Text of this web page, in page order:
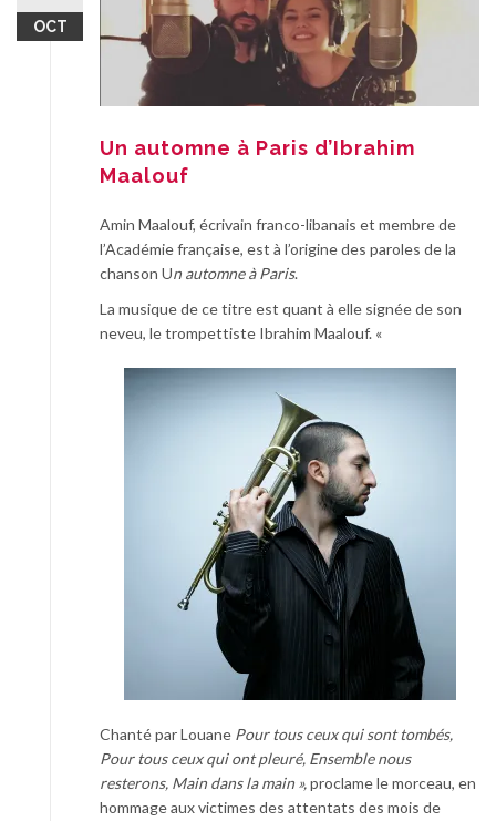
OCT
Un automne à Paris d’Ibrahim
Maalouf
Amin Maalouf, écrivain franco-libanais et membre de
l’Académie française, est à l’origine des paroles de la
chanson Un automne à Paris.
La musique de ce titre est quant à elle signée de son
neveu, letrompettiste Ibrahim Maalouf. «
Chanté par Louane Pour tous ceux qui sont tombés,
Pour tous ceux qui ont pleuré, Ensemble nous
resterons, Main dans la main »,proclame le morceau, en
hommage aux victimes des attentats des mois de